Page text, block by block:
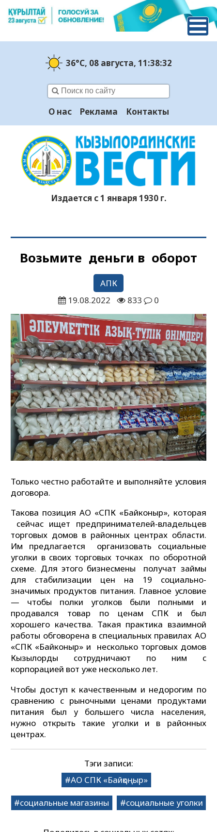
36°C, 08 августа, 11:38:33
О нас Реклама Контакты
Издается с 1 января 1930 г.
Возьмите деньги в оборот
АПК
19.08.2022
833 0
Только честно работайте и выполняйте условия
договора.
Такова позиция АО «СПК «Байконыр», которая
сейчас ищет предпринимателей-владельцев
торговых домов в районных центрах области.
Им предлагается организовать социальные
уголки в своих торговых точках по оборотной
схеме. Для этого бизнесмены получат займы
для стабилизации цен на 19 социально-
значимых продуктов питания. Главное условие
— чтобы полки уголков были полными и
продавался товар по ценам СПК и был
хорошего качества. Такая практика взаимной
работы обговорена в специальных правилах АО
«СПК «Байконыр» и несколько торговых домов
Кызылорды сотрудничают по ним с
корпорацией вот уже несколько лет.
Чтобы доступ к качественным и недорогим по
сравнению с рыночными ценами продуктами
питания был у большего числа населения,
нужно открыть такие уголки и в районных
центрах.
Тэги записи:
АО СПК «Байқоңыр»
социальные магазины социальные уголки